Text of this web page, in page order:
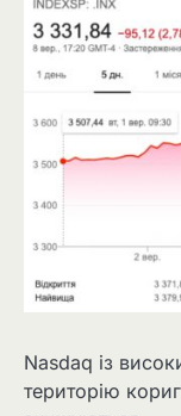
Nasdaq із
територію